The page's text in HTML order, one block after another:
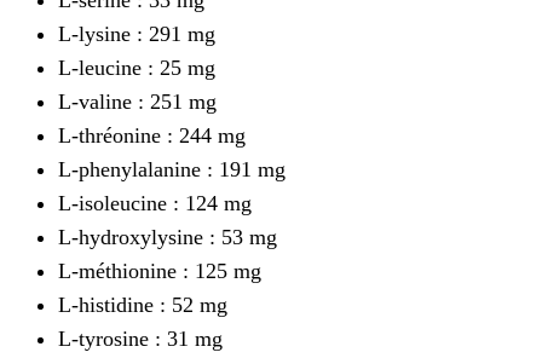
L-lysine : 291 mg
L-leucine : 25 mg
L-valine : 251 mg
L-thréonine : 244 mg
L-phenylalanine : 191 mg
L-isoleucine : 124 mg
L-hydroxylysine : 53 mg
L-méthionine : 125 mg
L-histidine : 52 mg
L-tyrosine : 31 mg